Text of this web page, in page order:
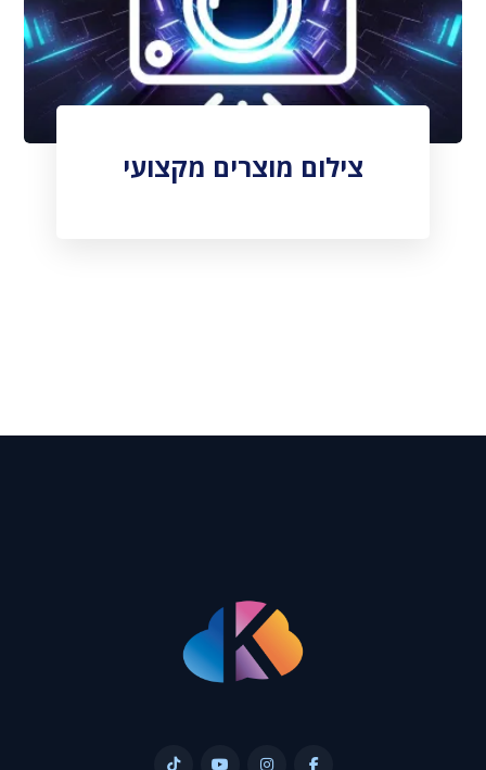
צילום מוצרים מקצועי